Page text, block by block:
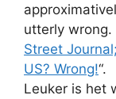
utterly wrong.
Street
US? Wrong!“.
Leuker is het